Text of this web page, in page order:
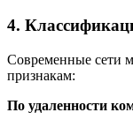
4.
Современные сети
признакам:
По удаленности